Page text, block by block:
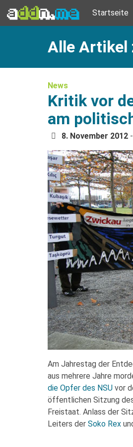
Startseite
Alle Artikel
News
Kritik vor
am
8. November 2012
Am Jahrestag der
aus mehrere Jahre
die Opfer des NSU vor
öffentlichen Sitzung
Freistaat. Anlass der
Leiters der Soko Rex